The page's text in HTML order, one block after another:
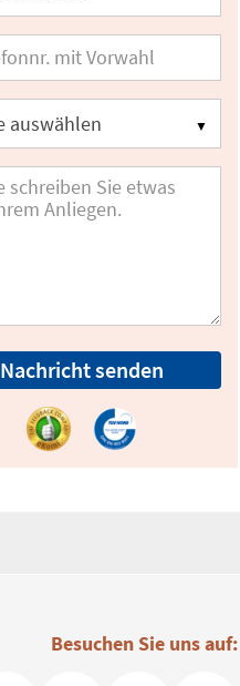
Nachricht senden
Besuchen Sie uns auf: